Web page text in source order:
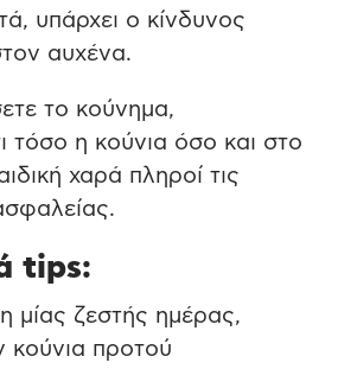
υπάρχει ο κίνδυνος
αυχένα.
το κούνημα,
τόσο η κούνια όσο και στο
χαρά πληροί τις
tips:
μίας ζεστής ημέρας,
κούνια προτού